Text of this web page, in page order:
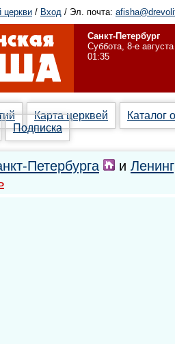
церкви / Вход / Эл. почта:
Санкт-Петербург
Суббота, 8-е августа
01:35
Карта церквей
Каталог
Подписка
Петербурга и